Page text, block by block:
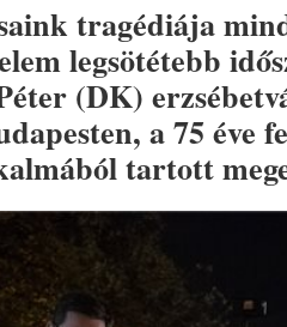
tragédiája
legsötétebb
(DK)
a 75 éve
tartott